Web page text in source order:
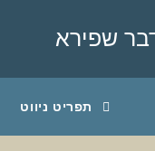
שפירא
תפריט ניווט